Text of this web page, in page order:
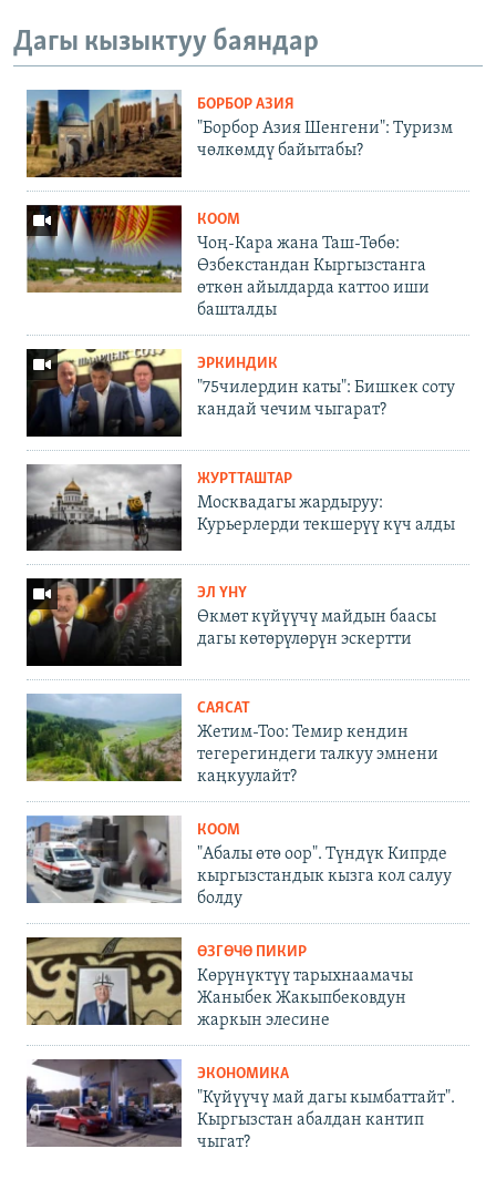
Дагы кызыктуу баяндар
БОРБОР АЗИЯ
"Борбор Азия Шенгени": Туризм
чөлкөмдү байытабы?
КООМ
Чоң-Кара жана Таш-Төбө:
Өзбекстандан Кыргызстанга
өткөн айылдарда каттоо иши
башталды
ЭРКИНДИК
"75чилердин каты": Бишкек соту
кандай чечим чыгарат?
ЖУРТТАШТАР
Москвадагы жардыруу:
Курьерлерди текшерүү күч алды
ЭЛ ҮНҮ
Өкмөт күйүүчү майдын баасы
дагы көтөрүлөрүн эскертти
САЯСАТ
Жетим-Тоо: Темир кендин
тегерегиндеги талкуу эмнени
каңкуулайт?
КООМ
"Абалы өтө оор". Түндүк Кипрде
кыргызстандык кызга кол салуу
болду
ӨЗГӨЧӨ ПИКИР
Көрүнүктүү тарыхнаамачы
Жаныбек Жакыпбековдун
жаркын элесине
ЭКОНОМИКА
"Күйүүчү май дагы кымбаттайт".
Кыргызстан абалдан кантип
чыгат?